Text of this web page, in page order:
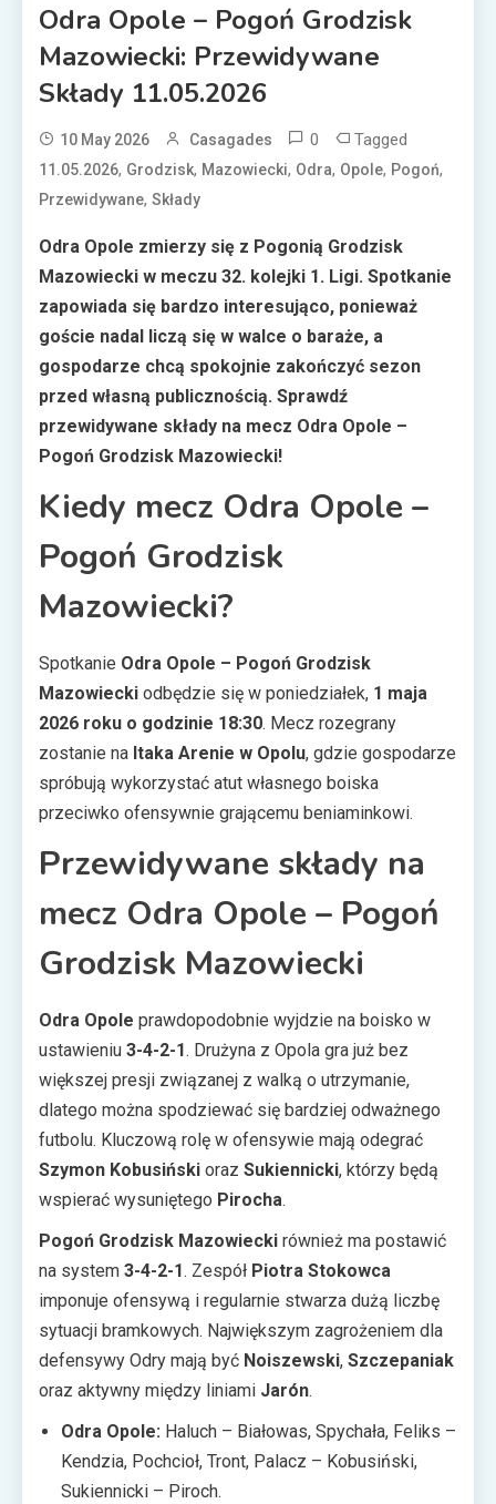
Odra Opole – Pogoń Grodzisk
Mazowiecki: Przewidywane
Składy 11.05.2026
10 May 2026 Casagades 0 Tagged
11.05.2026, Grodzisk, Mazowiecki, Odra, Opole, Pogoń,
Przewidywane, Składy
Odra Opole zmierzy się z Pogonią Grodzisk
Mazowiecki w meczu 32. kolejki 1. Ligi. Spotkanie
zapowiada się bardzo interesująco, ponieważ
goście nadal liczą się w walce o baraże, a
gospodarze chcą spokojnie zakończyć sezon
przed własną publicznością. Sprawdź
przewidywane składy na mecz Odra Opole –
Pogoń Grodzisk Mazowiecki!
Kiedy mecz Odra Opole –
Pogoń Grodzisk
Mazowiecki?
Spotkanie Odra Opole – Pogoń Grodzisk
Mazowiecki odbędzie się w poniedziałek, 1 maja
2026 roku o godzinie 18:30. Mecz rozegrany
zostanie na Itaka Arenie w Opolu, gdzie gospodarze
spróbują wykorzystać atut własnego boiska
przeciwko ofensywnie grającemu beniaminkowi.
Przewidywane składy na
mecz Odra Opole – Pogoń
Grodzisk Mazowiecki
Odra Opole prawdopodobnie wyjdzie na boisko w
ustawieniu 3-4-2-1. Drużyna z Opola gra już bez
większej presji związanej z walką o utrzymanie,
dlatego można spodziewać się bardziej odważnego
futbolu. Kluczową rolę w ofensywie mają odegrać
Szymon Kobusiński oraz Sukiennicki, którzy będą
wspierać wysuniętego Pirocha.
Pogoń Grodzisk Mazowiecki również ma postawić
na system 3-4-2-1. Zespół Piotra Stokowca
imponuje ofensywą i regularnie stwarza dużą liczbę
sytuacji bramkowych. Największym zagrożeniem dla
defensywy Odry mają być Noiszewski, Szczepaniak
oraz aktywny między liniami Jarón.
Odra Opole: Haluch – Białowas, Spychała, Feliks –
Kendzia, Pochcioł, Tront, Palacz – Kobusiński,
Sukiennicki – Piroch.